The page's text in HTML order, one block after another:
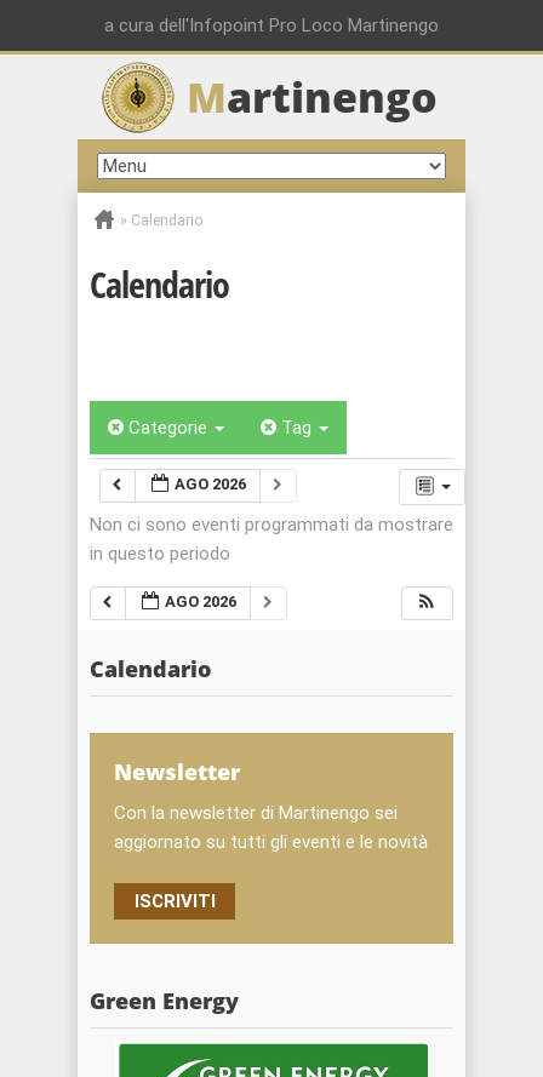
a cura dell'Infopoint Pro Loco Martinengo
Martinengo
» Calendario
Calendario
Categorie Tag
AGO 2026
Non ci sono eventi programmati da mostrare
in questo periodo
AGO 2026
Calendario
Newsletter
Con la newsletter di Martinengo sei
aggiornato su tutti gli eventi e le novità
ISCRIVITI
Green Energy